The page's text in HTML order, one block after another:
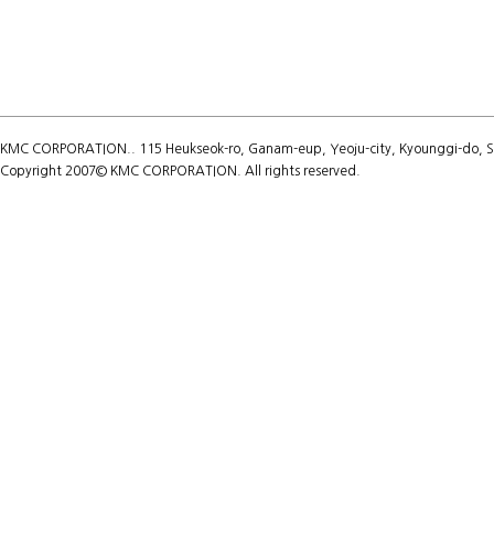
KMC CORPORATION.. 115 Heukseok-ro, Ganam-eup, Yeoju-city, Kyounggi-
Copyright 2007© KMC CORPORATION. All rights reserved.